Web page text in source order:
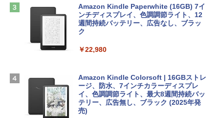
ン 15-fd 15.6インチ 16GBメモリ 512GB
SSD インテル Core 5
￥129,800
igence、13.6インチLiquid Retinaディ
スプレイ、16GBユニファイドメモリ、1
TB SSDストレージ、12MPセンターフレ
ームカメラ、日本語キーボード、Touch I
D - シルバー
インゲームコード】 ロブロックス |オン
ラインコード版
￥1,600
ows11、10/mac対応|PC2台
￥39,582
めのAIコーディング入門シリーズ
￥99
AIイラスト表現辞典: 思い通りの絵を引き
￥480
FM TOWNS ハイパー・カタログ: 本体ハ
Amazon Kindle Paperwhite (16GB) 7イ
ンチディスプレイ、色調調節ライト、12
週間持続バッテリー、広告なし、ブラッ
ク
￥22,980
Amazon Kindle Colorsoft | 16GBストレ
ージ、防水、7インチカラーディスプレ
イ、色調調節ライト、最大8週間持続バッ
テリー、広告無し、ブラック (2025年発
売)